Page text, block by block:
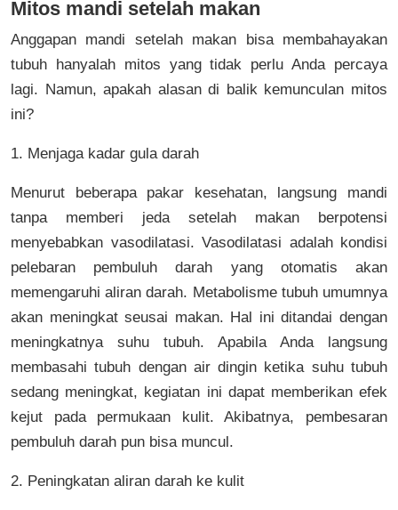
Mitos mandi setelah makan
Anggapan mandi setelah makan bisa membahayakan
tubuh hanyalah mitos yang tidak perlu Anda percaya
lagi. Namun, apakah alasan di balik kemunculan mitos
ini?
1. Menjaga kadar gula darah
Menurut beberapa pakar kesehatan, langsung mandi
tanpa memberi jeda setelah makan berpotensi
menyebabkan vasodilatasi. Vasodilatasi adalah kondisi
pelebaran pembuluh darah yang otomatis akan
memengaruhi aliran darah. Metabolisme tubuh umumnya
akan meningkat seusai makan. Hal ini ditandai dengan
meningkatnya suhu tubuh. Apabila Anda langsung
membasahi tubuh dengan air dingin ketika suhu tubuh
sedang meningkat, kegiatan ini dapat memberikan efek
kejut pada permukaan kulit. Akibatnya, pembesaran
pembuluh darah pun bisa muncul.
2. Peningkatan aliran darah ke kulit